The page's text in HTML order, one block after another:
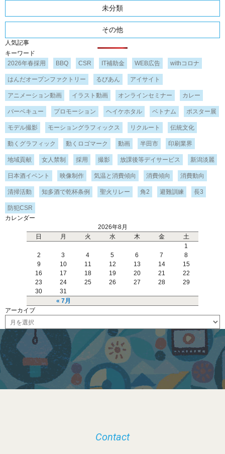
未分類
その他
人気記事
キーワード
2026年春採用
BBQ CSR IT補助金 WEB広告 withコロナ
はんだオープンファクトリー るびあん アイサイト
アニメーション動画 イラスト動画 オンラインセミナー カレー
バーベキュー プロモーション ヘイケホタル ベトナム ポスター展
モデル撮影 モーショングラフィックス リクルート 伝統文化
動くグラフィック 動くロゴマーク 動画 半田市 印刷業界
地域貢献 女人禁制 採用 撮影 放課後等デイサービス 新潟淡麗
日本酒イベント 映像制作 気温と消費傾向 消費傾向 消費動向
清掃活動 知多酒で乾杯条例 聖火リレー 角2 避難訓練 長3
防犯CSR
カレンダー
2026年8月
日
月 火 水 木 金 土
« 7月
1
2
3 4 5 6 7
8
9
10 11 12 13 14
15
16
17 18 19 20 21
22
23
24 25 26 27 28
29
30
31
アーカイブ
ー
ブ
Contact